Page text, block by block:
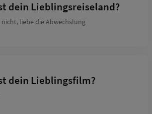
dein Lieblingsreiseland?
nicht, liebe die Abwechslung
dein Lieblingsfilm?